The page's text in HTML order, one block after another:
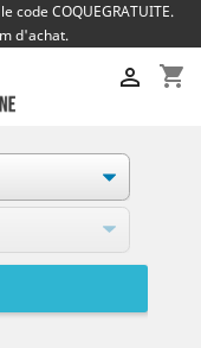
code COQUEGRATUITE.
d'achat.
shopping_cart
